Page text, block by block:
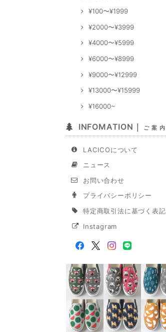
¥100〜¥1999
¥2000〜¥3999
¥4000〜¥5999
¥6000〜¥8999
¥9000〜¥12999
¥13000〜¥15999
¥16000~
INFOMATION｜ ご 案 内
LACICOについて
ニュース
お問い合わせ
プライバシーポリシー
特定商取引法に基づく表記
Instagram